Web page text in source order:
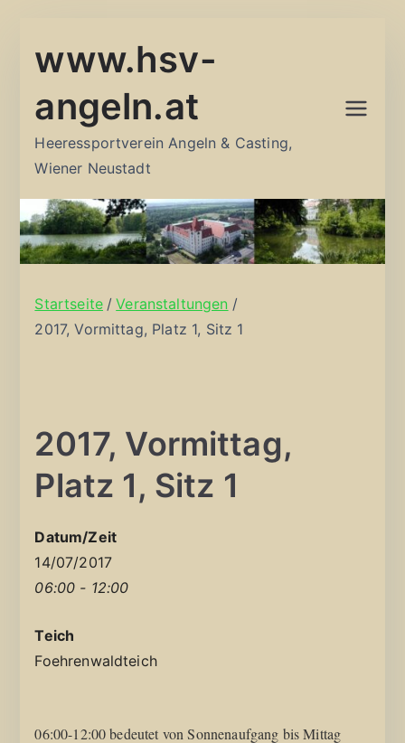
Inhalt
www.hsv-
angeln.at
Heeressportverein Angeln & Casting,
Wiener Neustadt
Startseite
Veranstaltungen
2017, Vormittag, Platz 1, Sitz 1
2017, Vormittag,
Platz 1, Sitz 1
Datum/Zeit
14/07/2017
06:00 - 12:00
Teich
Foehrenwaldteich
06:00-12:00 bedeutet von Sonnenaufgang bis Mittag